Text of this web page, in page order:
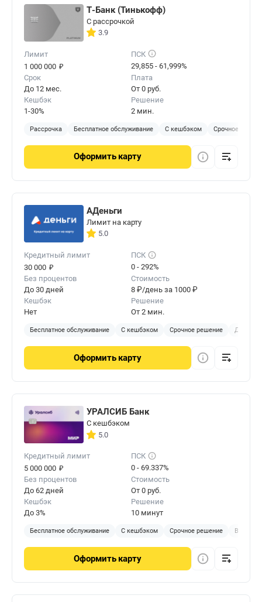
Т-Банк (Тинькофф)
С рассрочкой
3.9
Лимит
1 000 000 ₽
ПСК
29,855 - 61,999%
Срок
До 12 мес.
Плата
От 0 руб.
Кешбэк
1-30%
Решение
2 мин.
Рассрочка Бесплатное обслуживание С кешбэком Срочное
Оформить карту
АДеньги
Лимит на карту
5.0
Кредитный лимит
30 000 ₽
ПСК
0 - 292%
Без процентов
До 30 дней
Стоимость
8 ₽/день за 1000 ₽
Кешбэк
Нет
Решение
От 2 мин.
Бесплатное обслуживание С кешбэком Срочное решение
Оформить карту
УРАЛСИБ Банк
С кешбэком
5.0
Кредитный лимит
5 000 000 ₽
ПСК
0 - 69.337%
Без процентов
До 62 дней
Стоимость
От 0 руб.
Кешбэк
До 3%
Решение
10 минут
Бесплатное обслуживание С кешбэком Срочное решение В
Оформить карту